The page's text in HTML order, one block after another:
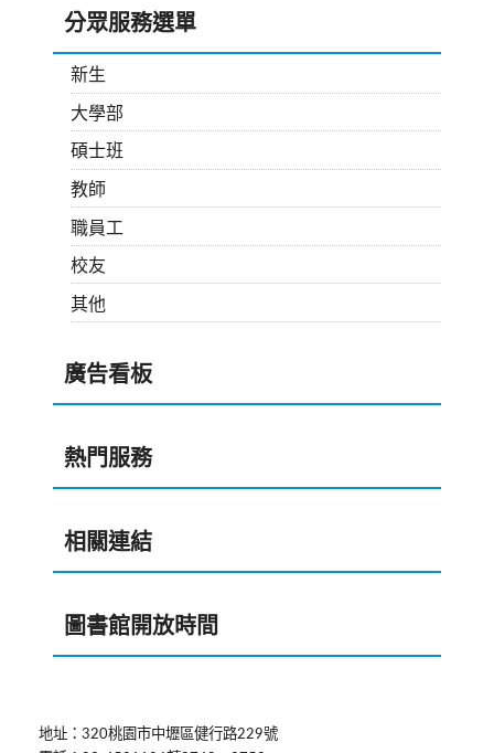
分眾服務選單
新生
大學部
碩士班
教師
職員工
校友
其他
廣告看板
熱門服務
相關連結
圖書館開放時間
地址：320桃園市中壢區健行路229號